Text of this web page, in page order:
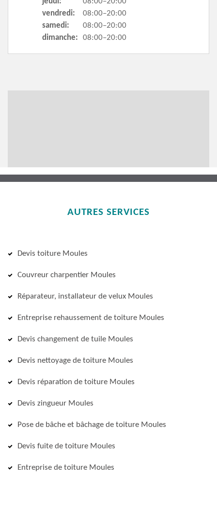
vendredi:
08:00–20:00
samedi:
08:00–20:00
dimanche:
08:00–20:00
AUTRES SERVICES
Devis toiture Moules
Couvreur charpentier Moules
Réparateur, installateur de velux Moules
Entreprise rehaussement de toiture Moules
Devis changement de tuile Moules
Devis nettoyage de toiture Moules
Devis réparation de toiture Moules
Devis zingueur Moules
Pose de bâche et bâchage de toiture Moules
Devis fuite de toiture Moules
Entreprise de toiture Moules